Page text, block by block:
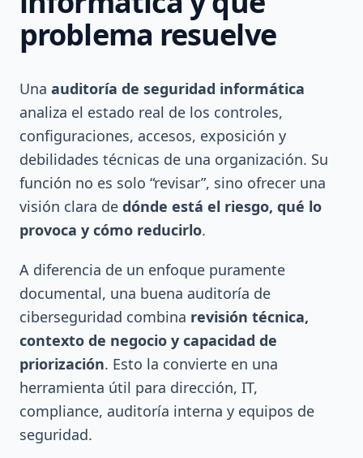
problema resuelve
Una auditoría de seguridad informática
analiza el estado real de los controles,
configuraciones, accesos, exposición y
debilidades técnicas de una organización. Su
función no es solo “revisar”, sino ofrecer una
visión clara de dónde está el riesgo, qué lo
provoca y cómo reducirlo.
A diferencia de un enfoque puramente
documental, una buena auditoría de
ciberseguridad combina revisión técnica,
contexto de negocio y capacidad de
priorización. Esto la convierte en una
herramienta útil para dirección, IT,
compliance, auditoría interna y equipos de
seguridad.